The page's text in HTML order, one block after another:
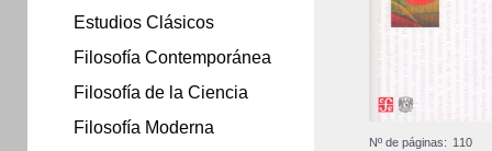
Nº de páginas: 110
Estudios Clásicos
Filosofía Contemporánea
Filosofía de la Ciencia
Filosofía Moderna